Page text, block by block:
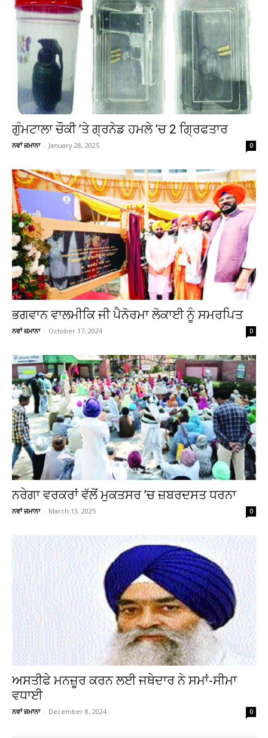
ਗੁੰਮਟਾਲਾ ਚੌਕੀ ’ਤੇ ਗ੍ਰਨੇਡ ਹਮਲੇ ’ਚ 2 ਗਿ੍ਰਫਤਾਰ
ਨਵਾਂ ਜ਼ਮਾਨਾ - January 28, 2025 0
ਭਗਵਾਨ ਵਾਲਮੀਕਿ ਜੀ ਪੈਨੋਰਮਾ ਲੋਕਾਈ ਨੂੰ ਸਮਰਪਿਤ
ਨਵਾਂ ਜ਼ਮਾਨਾ - October 17, 2024 0
ਨਰੇਗਾ ਵਰਕਰਾਂ ਵੱਲੋਂ ਮੁਕਤਸਰ ’ਚ ਜ਼ਬਰਦਸਤ ਧਰਨਾ
ਨਵਾਂ ਜ਼ਮਾਨਾ - March 13, 2025 0
ਅਸਤੀਫੇ ਮਨਜ਼ੂਰ ਕਰਨ ਲਈ ਜਥੇਦਾਰ ਨੇ ਸਮਾਂ-ਸੀਮਾ
ਵਧਾਈ
ਨਵਾਂ ਜ਼ਮਾਨਾ - December 8, 2024 0